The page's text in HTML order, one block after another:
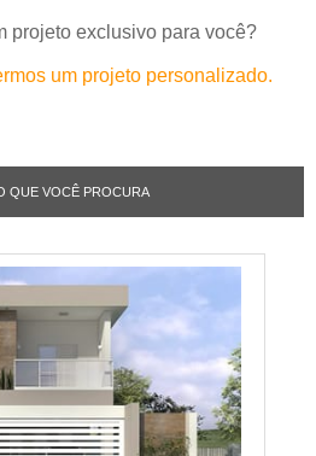
projeto exclusivo para você?
um projeto personalizado.
QUE VOCÊ PROCURA